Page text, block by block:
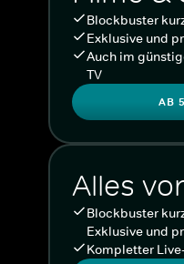
Blockbuster
Exklusive und
Auch im
TV
AB
Alles
Blockbuster
Exklusive und
Kompletter